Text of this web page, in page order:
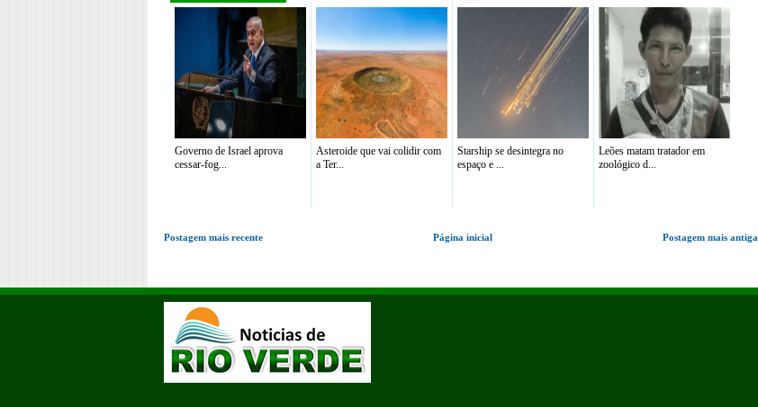
Governo de Israel aprova
cessar-fog...
Asteroide que vai colidir com
a Ter...
Starship se desintegra no
espaço e ...
Leões matam tratador em
zoológico d...
Postagem mais recente Postagem mais antiga
Página inicial